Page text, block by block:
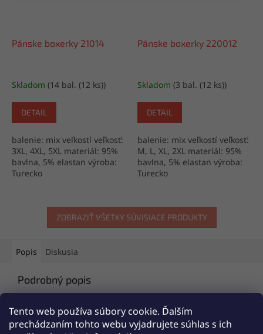
Tento web používa súbory cookie. Ďalším
prechádzaním tohto webu vyjadrujete súhlas s ich
Pánske boxerky 21014
Skladom (14 bal. (12 ks))
DETAIL
balenie: mix veľkostí veľkosť:
3XL, 4XL, 5XL materiál: 95%
bavlna, 5% elastan výroba:
Turecko
Pánske boxerky 220012
Skladom (3 bal. (12 ks))
DETAIL
balenie: mix veľkostí veľkosť:
M, L, XL, 2XL materiál: 95%
bavlna, 5% elastan výroba:
Turecko
ZOBRAZIŤ VŠETKY SÚVISIACE PRODUKTY
Popis Diskusia
Podrobný popis